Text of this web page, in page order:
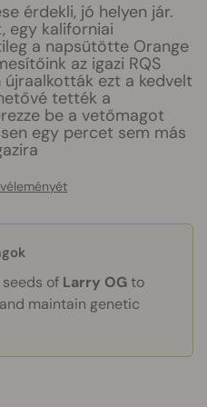
érdekli, jó helyen jár.
egy kaliforniai
a napsütötte Orange
az igazi RQS
újraalkották ezt a kedvelt
tették a
be a vetőmagot
egy percet sem más
of Larry OGto
maintain genetic